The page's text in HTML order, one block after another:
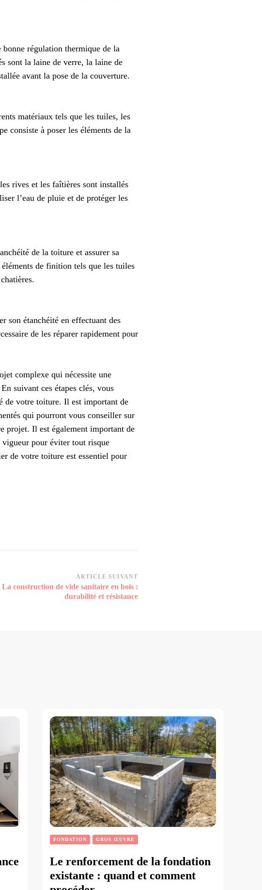
régulation thermique de la
sont la laine de verre, la laine de
avant la pose de la couverture.
matériaux tels que les tuiles, les
consiste à poser les éléments de la
rives et les faîtières sont installés
l’eau de pluie et de protéger les
de la toiture et assurer sa
de finition tels que les tuiles
son étanchéité en effectuant des
de les réparer rapidement pour
complexe qui nécessite une
suivant ces étapes clés, vous
de votre toiture. Il est important de
qui pourront vous conseiller sur
projet. Il est également important de
vigueur pour éviter tout risque
de votre toiture est essentiel pour
ARTICLE SUIVANT
La construction de vide sanitaire en bois :
durabilité et résistance
FONDATION GROS ŒUVRE
Le renforcement de la fondation
existante : quand et comment